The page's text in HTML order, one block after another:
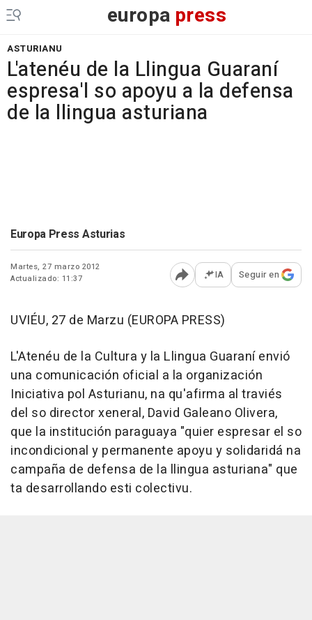
europa press
ASTURIANU
L'atenéu de la Llingua Guaraní
espresa'l so apoyu a la defensa
de la llingua asturiana
Europa Press Asturias
Martes, 27 marzo 2012
Actualizado: 11:37
Abrir opciones para
IA Seguir en
UVIÉU, 27 de Marzu (EUROPA PRESS)
L'Atenéu de la Cultura y la Llingua Guaraní envió
una comunicación oficial a la organización
Iniciativa pol Asturianu, na qu'afirma al traviés
del so director xeneral, David Galeano Olivera,
que la institución paraguaya "quier espresar el so
incondicional y permanente apoyu y solidaridá na
campaña de defensa de la llingua asturiana" que
ta desarrollando esti colectivu.